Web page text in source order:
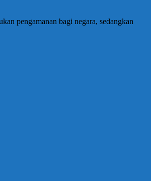
pengamanan bagi negara, sedangkan